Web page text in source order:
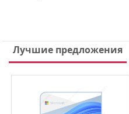
Срок поставки
1-
Срок действия
1
Написать отзыв
3 отзыва к товару
лицензия на 1 год (ESD)
Лучшие предложения